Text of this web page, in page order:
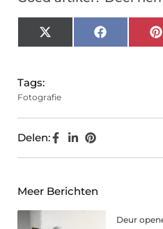
X
(Twitter)
Facebook
Tags:
Fotografie
Delen:
Meer Berichten
Deur